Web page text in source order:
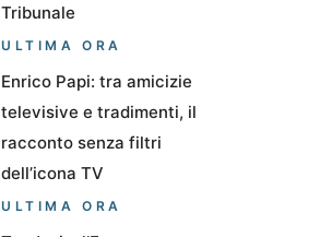
Tribunale
ULTIMA ORA
Enrico Papi: tra amicizie
televisive e tradimenti, il
racconto senza filtri
dell’icona TV
ULTIMA ORA